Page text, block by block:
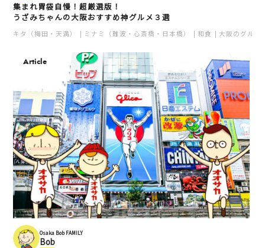
集まれ胃袋自慢！超厳選版！
うざみちゃんの大阪おすすめ神グルメ３選
キタ（梅田・天満） ミナミ（難波・心斎橋・日本橋） 和食 大阪のグルメ
Article
Osaka Bob FAMILY
Bob